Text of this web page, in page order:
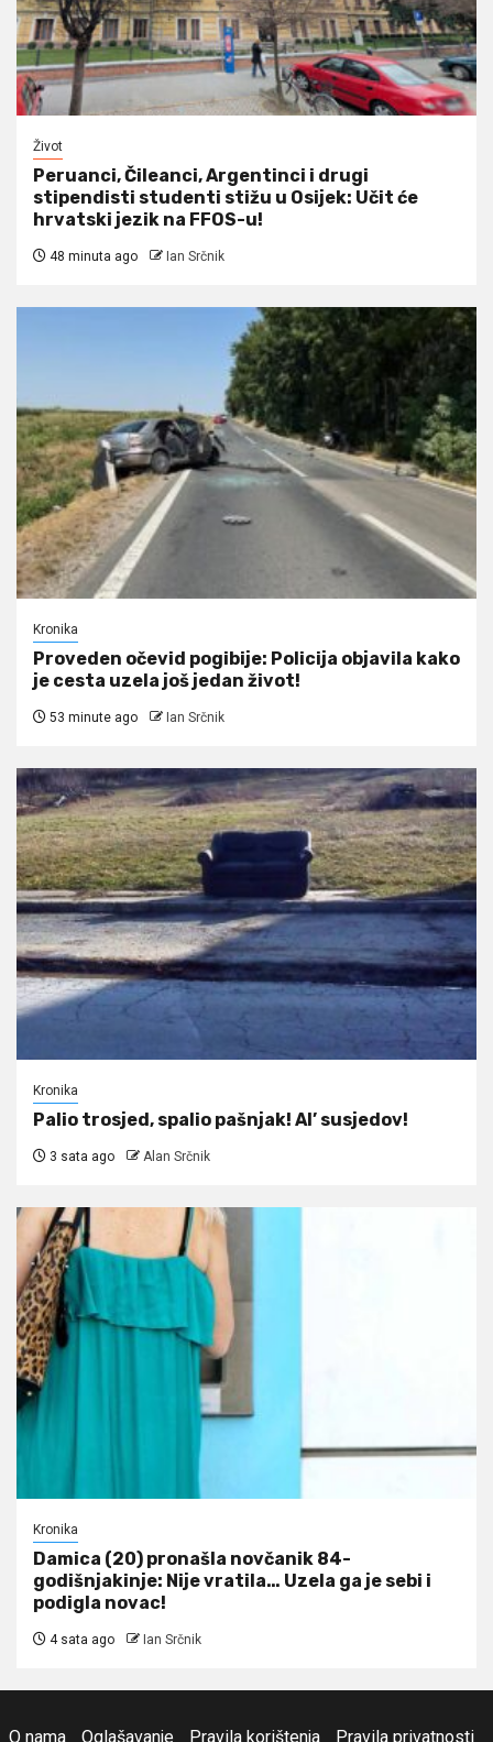
Život
Peruanci, Čileanci, Argentinci i drugi
stipendisti studenti stižu u Osijek: Učit će
hrvatski jezik na FFOS-u!
48 minuta ago Ian Srčnik
Kronika
Proveden očevid pogibije: Policija objavila kako
je cesta uzela još jedan život!
53 minute ago Ian Srčnik
Kronika
Palio trosjed, spalio pašnjak! Al’ susjedov!
3 sata ago Alan Srčnik
Kronika
Damica (20) pronašla novčanik 84-
godišnjakinje: Nije vratila… Uzela ga je sebi i
podigla novac!
4 sata ago Ian Srčnik
O nama Oglašavanje Pravila korištenja Pravila privatnosti